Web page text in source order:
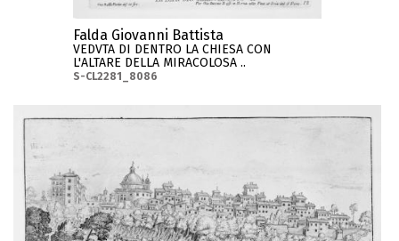
Falda Giovanni Battista
VEDVTA DI DENTRO LA CHIESA CON
L'ALTARE DELLA MIRACOLOSA ..
S-CL2281_8086